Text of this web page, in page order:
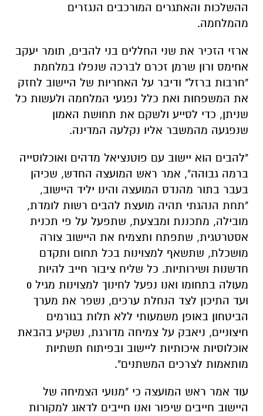
ההשלכות והאתגרים המורכבים הנגזרים
מהמלחמה.
ארזי הזכיר את שני החללים בני להבים, תומר יעקב
אחימס ורון שרמן זכרם לברכה שנפלו במלחמת
"חרבות ברזל" ודיבר על האחריות של היישוב לחזק
את המשפחות ואת כלל נפגעי המלחמה ולעשות כל
שניתן, כדי לסייע ולשקם את תחושת האמון
שנפגעה מהמשבר אליו נקלעה המדינה.
"להבים הוא יישוב עם פוטנציאל מדהים ואוכלוסייה
ברמה גבוהה", אמר ראש המועצה החדש, שכיהן
בעבר בתור מהנדס המועצה והינו יליד היישוב,
"תחת הנהגתי תהיה מועצת להבים רשות לומדת,
מובילה, מתכננת ומבצעת, שתפעל על פי תכנית
אסטרטגית, שתפתח ותצמיח את היישוב צורה
מושכלת, שתשאף למצוינות בכל תחום ותקדם
חדשנות ושירותיות. כל שליח ציבור חייב להיות
מעולה בתחומו ואנו נפעל לחינוך למצוינות מגיל 0
ועד התיכון לצד הנחלת ערכים, נשפר את מערך
הביטחון באופן משמעותי ללא תלות בגורמים
חיצוניים, ניאבק על צמיחה מדורגת, נשקיע בהבאת
אוכלוסיות איכותיות ליישוב ובפיתוח תשתיות
מותאמות לצרכים המשתנים".
עוד אמר ראש המועצה כי "מנועי הצמיחה של
היישוב חייבים שיפור ואנו חייבים לדאוג למקורות